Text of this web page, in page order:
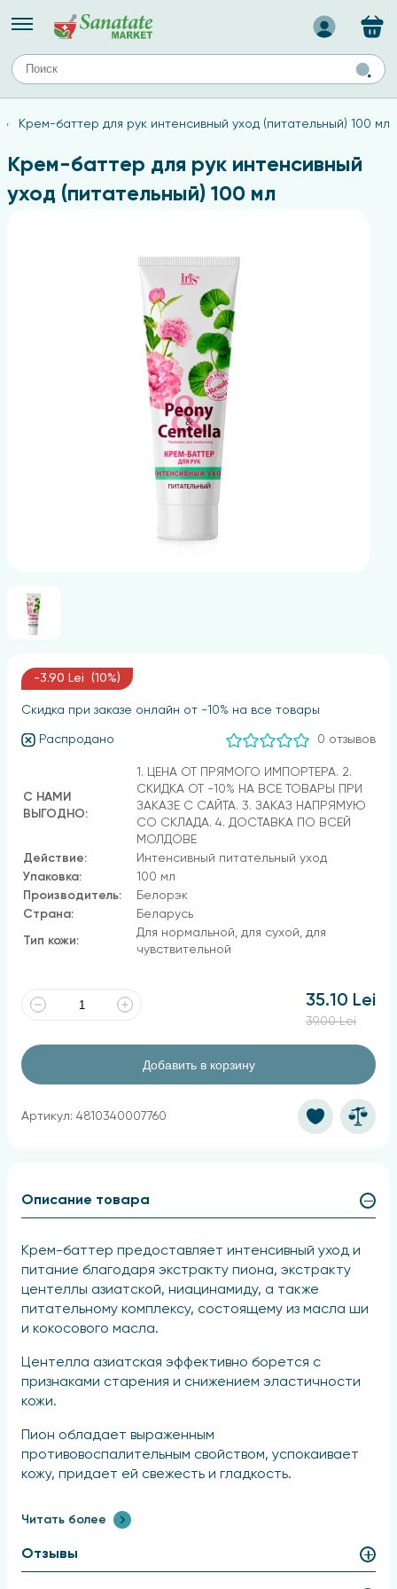
лица
Назад
ТИПЫ КОЖИ
Средства для комбинированной кожи
Средства для жирной кожи
Крем-баттер для рук интенсивный уход (питательный) 100 мл
Крем-баттер для рук интенсивный
уход (питательный) 100 мл
-3.90 Lei (10%)
Скидка при заказе онлайн от -10% на все товары
Распродано 0 отзывов
С НАМИ
ВЫГОДНО:
1. ЦЕНА ОТ ПРЯМОГО ИМПОРТЕРА. 2.
СКИДКА ОТ -10% НА ВСЕ ТОВАРЫ ПРИ
ЗАКАЗЕ С САЙТА. 3. ЗАКАЗ НАПРЯМУЮ
СО СКЛАДА. 4. ДОСТАВКА ПО ВСЕЙ
МОЛДОВЕ
Действие:
Интенсивный питательный уход
Упаковка:
100 мл
Производитель:
Белорэк
Страна:
Беларусь
Тип кожи:
Для нормальной, для сухой, для
чувствительной
35.10 Lei
39.00 Lei
Добавить в корзину
Артикул: 4810340007760
Описание товара
Крем-баттер предоставляет интенсивный уход и
питание благодаря экстракту пиона, экстракту
центеллы азиатской, ниацинамиду, а также
питательному комплексу, состоящему из масла ши
и кокосового масла.
Центелла азиатская эффективно борется с
признаками старения и снижением эластичности
кожи.
Пион обладает выраженным
противовоспалительным свойством, успокаивает
кожу, придает ей свежесть и гладкость.
Ниацинамид способствует увлажнению, устраняет
шелушение, раздражение и покраснение, а также
укрепляет ногтевую пластину.
Читать более
Отзывы